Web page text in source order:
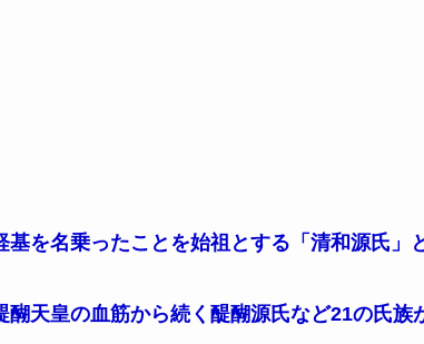
を名乗ったことを始祖とする「清和源氏」
天皇の血筋から続く醍醐源氏など21の氏族